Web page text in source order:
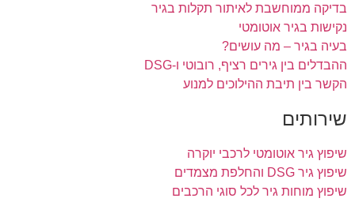
בדיקה ממוחשבת לאיתור תקלות בגיר
נקישות בגיר אוטומטי
בעיה בגיר – מה עושים?
ההבדלים בין גירים רציף, רובוטי ו-DSG
הקשר בין תיבת ההילוכים למנוע
שירותים
שיפוץ גיר אוטומטי לרכבי יוקרה
שיפוץ גיר DSG והחלפת מצמדים
שיפוץ מוחות גיר לכל סוגי הרכבים